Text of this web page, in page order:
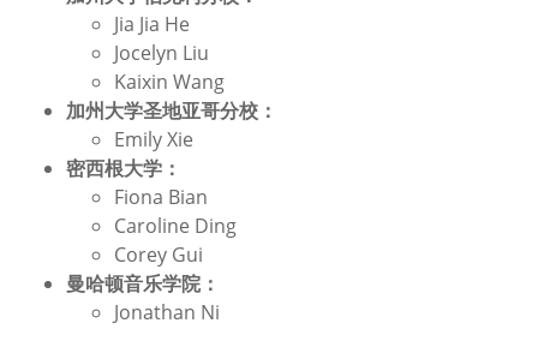
Jia Jia He
Jocelyn Liu
Kaixin Wang
加州大学圣地亚哥分校：
Emily Xie
密西根大学：
Fiona Bian
Caroline Ding
Corey Gui
曼哈顿音乐学院：
Jonathan Ni